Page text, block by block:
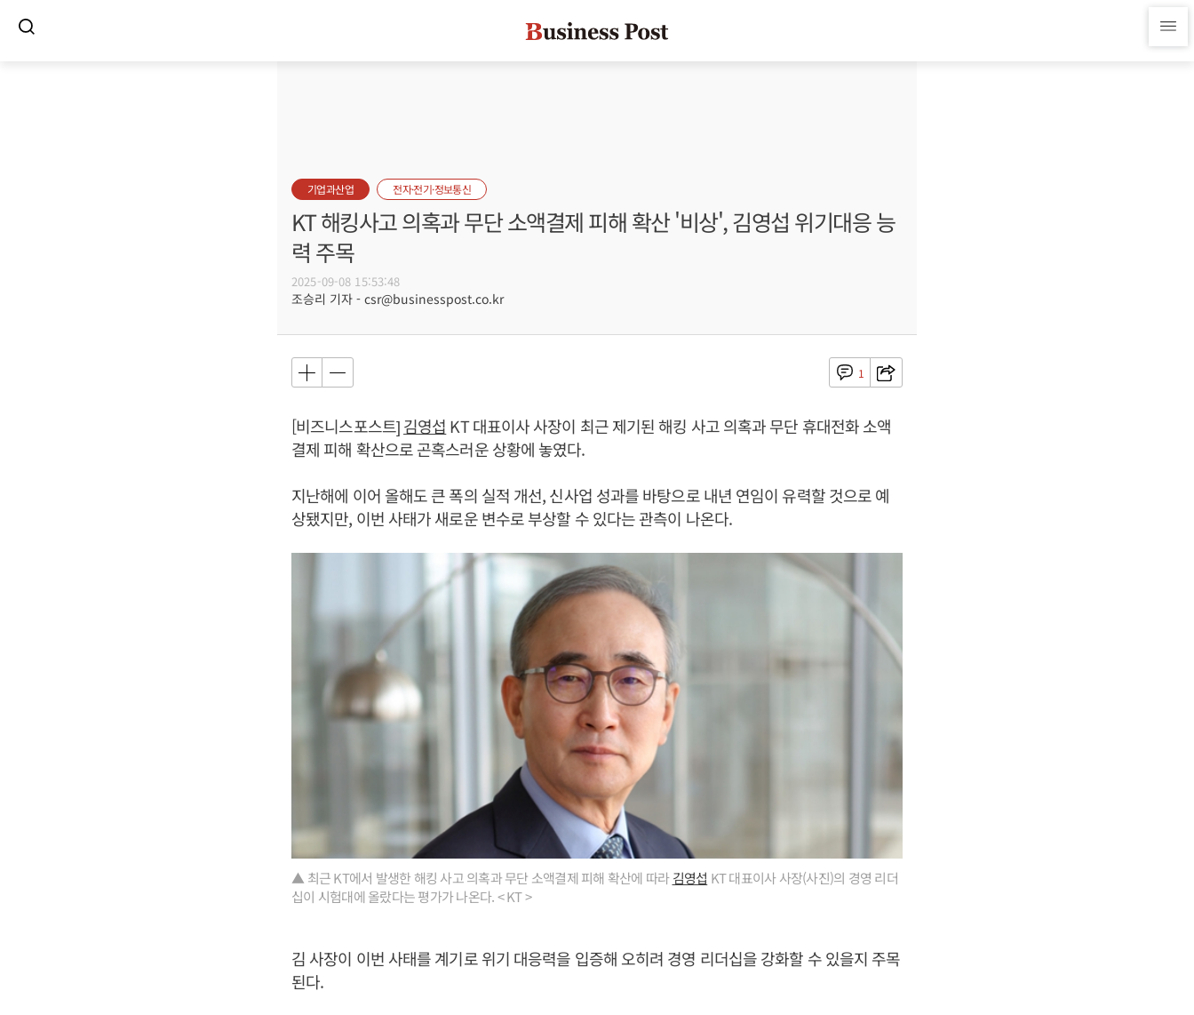
기업과산업 전자·전기·정보통신
KT 해킹사고 의혹과 무단 소액결제 피해 확산 '비상', 김영섭 위기대응 능
력 주목
2025-09-08 15:53:48
조승리 기자 - csr@businesspost.co.kr
1
[비즈니스포스트]김영섭 KT 대표이사 사장이 최근 제기된 해킹 사고 의혹과 무단 휴대전화 소액
결제 피해 확산으로 곤혹스러운 상황에 놓였다.
지난해에 이어 올해도 큰 폭의 실적 개선, 신사업 성과를 바탕으로 내년 연임이 유력할 것으로 예
상됐지만, 이번 사태가 새로운 변수로 부상할 수 있다는 관측이 나온다.
▲ 최근 KT에서 발생한 해킹 사고 의혹과 무단 소액결제 피해 확산에 따라김영섭 KT 대표이사 사장(사진)의 경영 리더
십이 시험대에 올랐다는 평가가 나온다. < KT >
김 사장이 이번 사태를 계기로 위기 대응력을 입증해 오히려 경영 리더십을 강화할 수 있을지 주목
된다.